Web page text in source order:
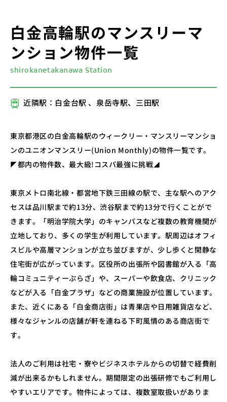
白金高輪駅のマンスリーマ
ンション物件一覧
shirokanetakanawa Station
近隣駅：白金台駅 、泉岳寺駅、三田駅
東京都港区の白金高輪駅のウィークリー・マンスリーマンショ
ンのユニオンマンスリー(Union Monthly)の物件一覧です。
◤都内の物件数、最大級!コスパ最強に挑戦◢
東京メトロ南北線・都営地下鉄三田線の駅で、主な駅へのアク
セスは品川駅まで約13分、渋谷駅まで約13分で行くことがで
きます。「明治学院大学」のキャンパスなど複数の教育機関が
立地しており、多くの学生が利用しています。駅周辺はオフィ
スビルや高層マンションが立ち並びますが、少し歩くと閑静な
住宅街が広がっています。区役所の出張所や図書館が入る「高
輪コミュニティーぷらざ」や、スーパーや飲食店、クリニック
などが入る「白金プラザ」などの商業施設が位置しています。
また、近くにある「白金商店街」は青果店や日用雑貨店など、
様々なジャンルの店舗が軒を連ねる下町風情のある商店街で
す。
法人のご利用は社宅・寮やビジネスホテルからの切替で経費削
減が出来るかもしれません。期間限定の出張研修でもご利用し
やすいエリアです。物件によっては、複数室取扱いがありま